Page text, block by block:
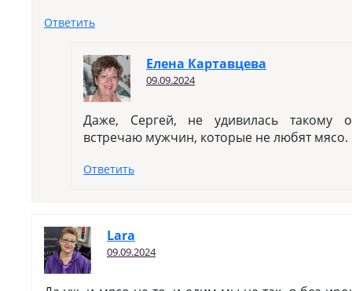
Ответить
Елена Картавцева
09.09.2024
Даже, Сергей, не удивилась такому
встречаю мужчин, которые не любят мясо.
Ответить
Lara
09.09.2024